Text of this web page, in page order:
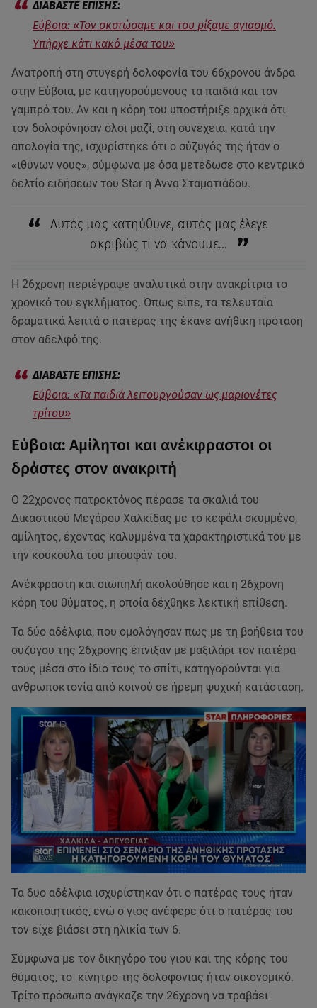
Εύβοια: «Τον σκοτώσαμε και του ρίξαμε αγιασμό.
Υπήρχε κάτι κακό μέσα του»
Ανατροπή στη στυγερή δολοφονία του 66χρονου άνδρα
στην Εύβοια, με κατηγορούμενους τα παιδιά και τον
γαμπρό του. Αν και η κόρη του υποστήριξε αρχικά ότι
τον δολοφόνησαν όλοι μαζί, στη συνέχεια, κατά την
απολογία της, ισχυρίστηκε ότι ο σύζυγός της ήταν ο
«ιθύνων νους», σύμφωνα με όσα μετέδωσε στο κεντρικό
δελτίο ειδήσεων του Star η Άννα Σταματιάδου.
Αυτός μας κατηύθυνε, αυτός μας έλεγε
ακριβώς τι να κάνουμε...
Η 26χρονη περιέγραψε αναλυτικά στην ανακρίτρια το
χρονικό του εγκλήματος. Όπως είπε, τα τελευταία
δραματικά λεπτά ο πατέρας της έκανε ανήθικη πρόταση
στον αδελφό της.
Εύβοια: «Τα παιδιά λειτουργούσαν ως μαριονέτες
τρίτου»
Εύβοια: Aμίλητοι και ανέκφραστοι οι
δράστες στον ανακριτή
Ο 22χρονος πατροκτόνος πέρασε τα σκαλιά του
Δικαστικού Μεγάρου Χαλκίδας με το κεφάλι σκυμμένο,
αμίλητος, έχοντας καλυμμένα τα χαρακτηριστικά του με
την κουκούλα του μπουφάν του.
Ανέκφραστη και σιωπηλή ακολούθησε και η 26χρονη
κόρη του θύματος, η οποία δέχθηκε λεκτική επίθεση.
Τα δύο αδέλφια, που ομολόγησαν πως με τη βοήθεια του
συζύγου της 26χρονης έπνιξαν με μαξιλάρι τον πατέρα
τους μέσα στο ίδιο τους το σπίτι, κατηγορούνται για
ανθρωποκτονία από κοινού σε ήρεμη ψυχική κατάσταση.
Τα δυο αδέλφια ισχυρίστηκαν ότι ο πατέρας τους ήταν
κακοποιητικός, ενώ ο γιος ανέφερε ότι ο πατέρας του
τον είχε βιάσει στη ηλικία των 6.
Σύμφωνα με τον δικηγόρο του γιου και της κόρης του
θύματος, το κίνητρο της δολοφονιας ήταν οικονομικό.
Τρίτο πρόσωπο ανάγκαζε την 26χρονη να τραβάει